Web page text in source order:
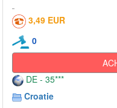
3,49 EUR
0
DE - 35***
Croatie